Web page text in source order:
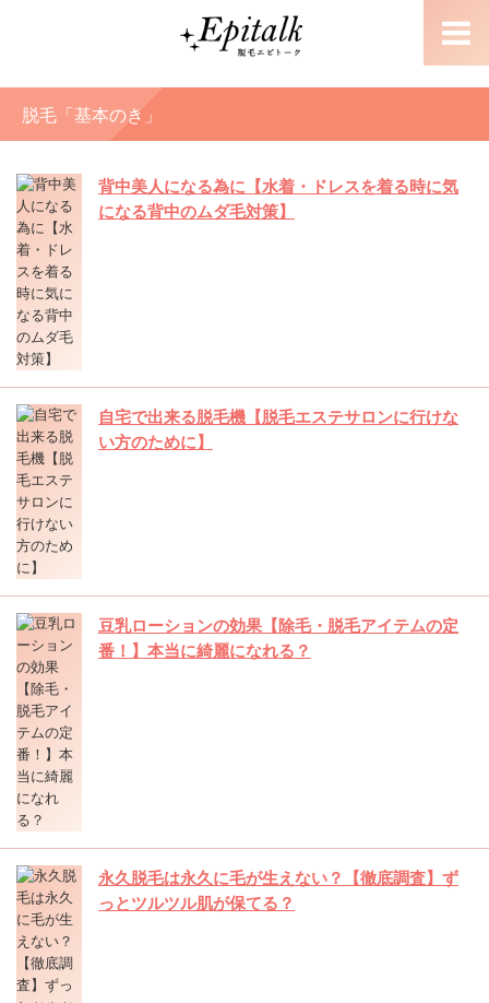
脱毛「基本のき」
背中美人になる為に【水着・ドレスを着る時に気
になる背中のムダ毛対策】
自宅で出来る脱毛機【脱毛エステサロンに行けな
い方のために】
豆乳ローションの効果【除毛・脱毛アイテムの定
番！】本当に綺麗になれる？
永久脱毛は永久に毛が生えない？【徹底調査】ず
っとツルツル肌が保てる？